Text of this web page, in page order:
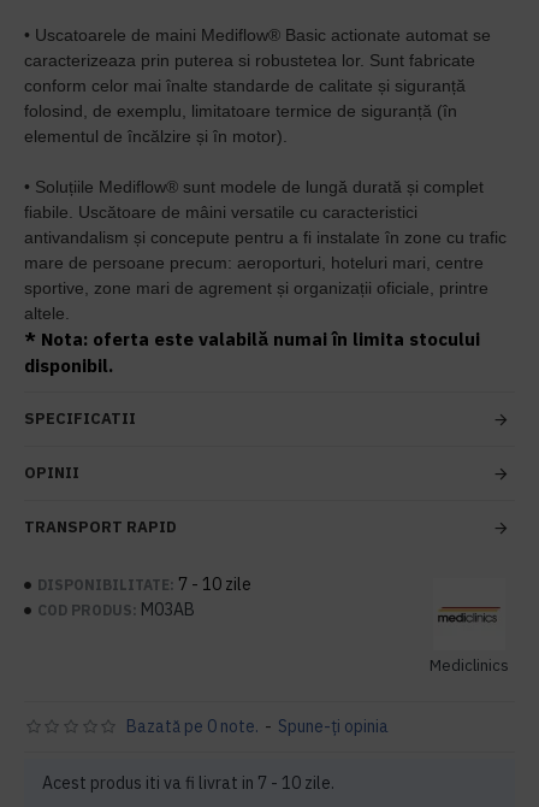
• Uscatoarele de maini Mediflow® Basic actionate automat se
caracterizeaza prin puterea si robustetea lor. Sunt fabricate
conform celor mai înalte standarde de calitate și siguranță
folosind, de exemplu, limitatoare termice de siguranță (în
elementul de încălzire și în motor).
• Soluțiile Mediflow® sunt modele de lungă durată și complet
fiabile. Uscătoare de mâini versatile cu caracteristici
antivandalism și concepute pentru a fi instalate în zone cu trafic
mare de persoane precum: aeroporturi, hoteluri mari, centre
sportive, zone mari de agrement și organizații oficiale, printre
altele.
* Nota: oferta este valabilă numai în limita stocului
disponibil.
SPECIFICATII
OPINII
TRANSPORT RAPID
DISPONIBILITATE: 7 - 10 zile
COD PRODUS: M03AB
Mediclinics
Acest produs iti va fi livrat in 7 - 10 zile.
Bazată pe 0 note. - Spune-ţi opinia